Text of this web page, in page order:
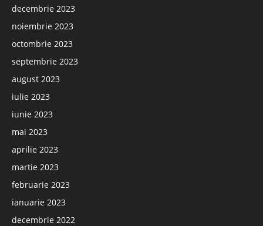
decembrie 2023
noiembrie 2023
octombrie 2023
septembrie 2023
august 2023
iulie 2023
iunie 2023
mai 2023
aprilie 2023
martie 2023
februarie 2023
ianuarie 2023
decembrie 2022